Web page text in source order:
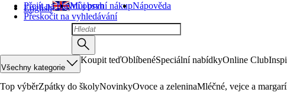
Přejít na hlavní obsah
Přeskočit na vyhledávání
English Můj první nákupNápověda
Všechny kategorie
Koupit teďOblíbenéSpeciální nabídkyOnline Club
Top výběrZpátky do školyNovinkyOvoce a zeleninaMléčné, vejce a